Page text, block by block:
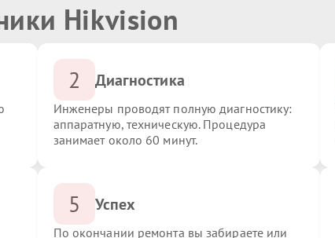
Hikvision
2 Диагностика
Инженеры проводят полную диагностику:
аппаратную, техническую. Процедура
занимает около 60 минут.
5 Успех
По окончании ремонта вы забираете или